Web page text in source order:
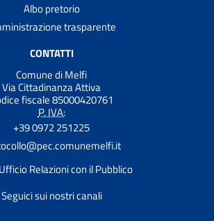
Albo pretorio
trasparente
CONTATTI
Comune di Melfi
Via Cittadinanza Attiva
fiscale 85000420761
P. IVA:
+39 0972 251225
Relazioni con il Pubblico
Seguici sui nostri canali